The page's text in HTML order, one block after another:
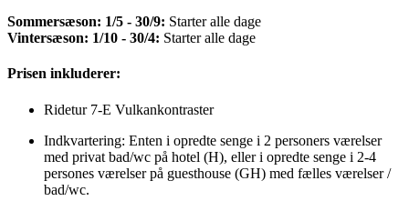
Sommersæson: 1/5 - 30/9: Starter alle dage
Vintersæson: 1/10 - 30/4: Starter alle dage
Prisen inkluderer:
Ridetur 7-E Vulkankontraster
Indkvartering: Enten i opredte senge i 2 personers værelser
med privat bad/wc på hotel (H), eller i opredte senge i 2-4
persones værelser på guesthouse (GH) med fælles værelser /
bad/wc.